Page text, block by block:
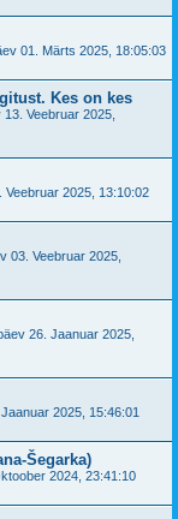
01. Märts 2025, 18:05:03
Kes on kes
13. Veebruar 2025,
Veebruar 2025, 13:10:02
03. Veebruar 2025,
26. Jaanuar 2025,
2025, 15:46:01
Šegarka)
2024, 23:41:10